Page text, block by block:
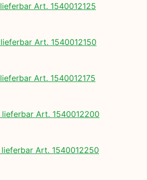
Art. 1540012125
Art. 1540012150
Art. 1540012175
Art. 1540012200
Art. 1540012250